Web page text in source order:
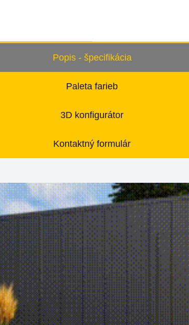
Popis - špecifikácia
Paleta farieb
3D konfigurátor
Kontaktný formulár